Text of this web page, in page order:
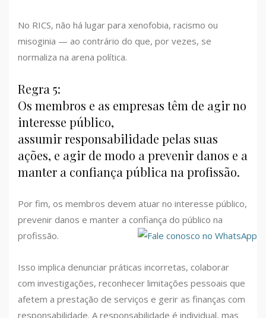
No RICS, não há lugar para xenofobia, racismo ou
misoginia — ao contrário do que, por vezes, se
normaliza na arena política.
Regra 5:
Os membros e as empresas têm de agir no
interesse público,
assumir responsabilidade pelas suas
ações, e agir de modo a prevenir danos e a
manter a confiança pública na profissão.
Por fim, os membros devem atuar no interesse público,
prevenir danos e manter a confiança do público na
profissão.
Isso implica denunciar práticas incorretas, colaborar
com investigações, reconhecer limitações pessoais que
afetem a prestação de serviços e gerir as finanças com
responsabilidade. A responsabilidade é individual, mas